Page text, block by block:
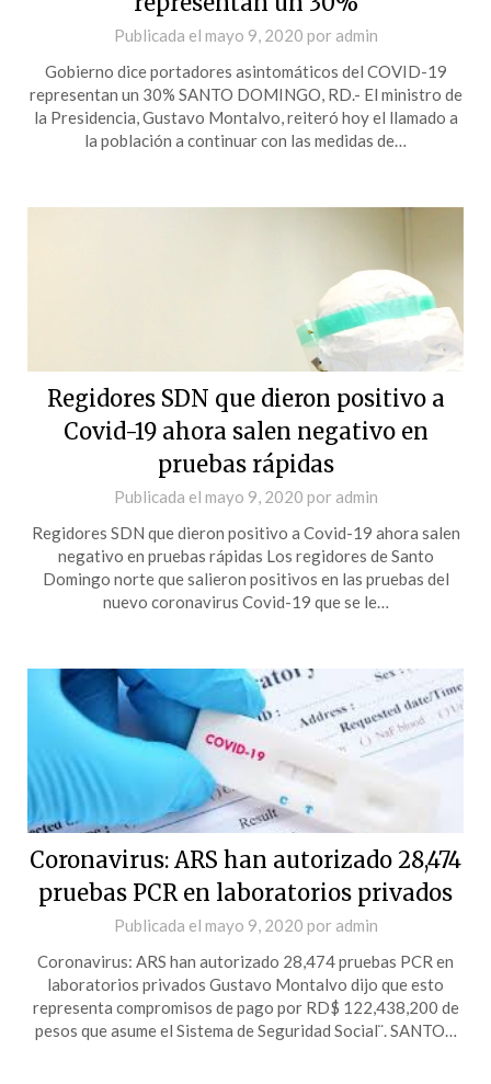
Publicada el mayo 9, 2020 por admin
Gobierno dice portadores asintomáticos del COVID-19
representan un 30% SANTO DOMINGO, RD.- El ministro de
la Presidencia, Gustavo Montalvo, reiteró hoy el llamado a
la población a continuar con las medidas de…
Regidores SDN que dieron positivo a
Covid-19 ahora salen negativo en
pruebas rápidas
Publicada el mayo 9, 2020 por admin
Regidores SDN que dieron positivo a Covid-19 ahora salen
negativo en pruebas rápidas Los regidores de Santo
Domingo norte que salieron positivos en las pruebas del
nuevo coronavirus Covid-19 que se le…
Coronavirus: ARS han autorizado 28,474
pruebas PCR en laboratorios privados
Publicada el mayo 9, 2020 por admin
Coronavirus: ARS han autorizado 28,474 pruebas PCR en
laboratorios privados Gustavo Montalvo dijo que esto
representa compromisos de pago por RD$ 122,438,200 de
pesos que asume el Sistema de Seguridad Social¨. SANTO…